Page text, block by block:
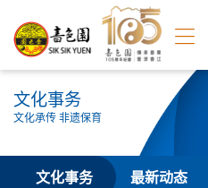
文化事务
文化承传 非遗保育
文化事务 最新动态